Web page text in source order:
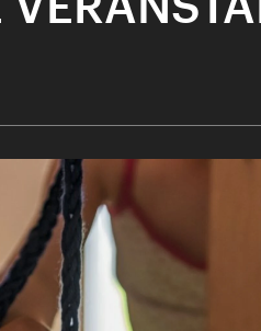
SPIELPLATZ
Vergangen